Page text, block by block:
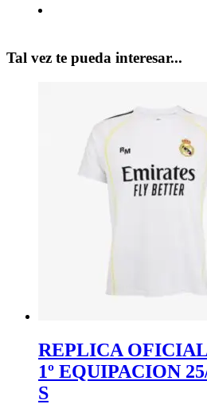
Tal vez te pueda interesar...
REPLICA
1º EQUIPACION
S